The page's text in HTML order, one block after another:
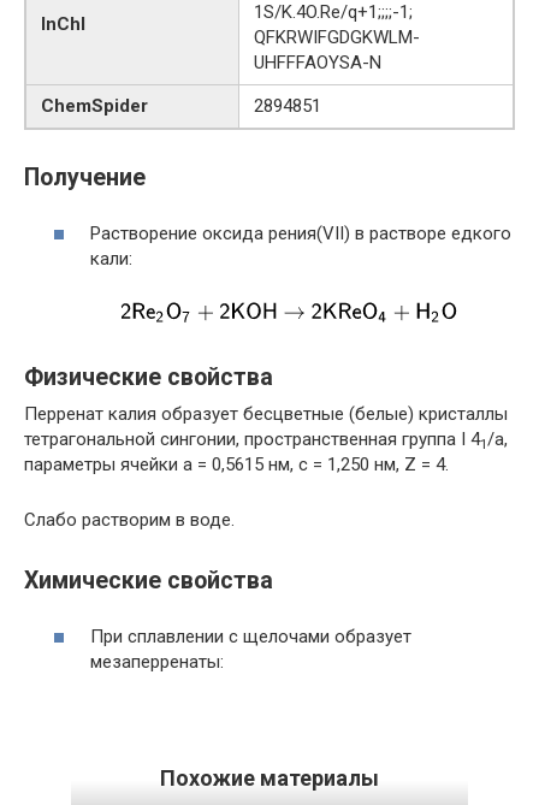
InChI
1S/K.4O.Re/q+1;;;;-1;
QFKRWIFGDGKWLM-
UHFFFAOYSA-N
ChemSpider
2894851
Получение
Растворение оксида рения(VII) в растворе едкого
кали:
Физические свойства
Перренат калия образует бесцветные (белые) кристаллы
тетрагональной сингонии, пространственная группа I 41/a,
параметры ячейки a = 0,5615 нм, c = 1,250 нм, Z = 4.
Слабо растворим в воде.
Химические свойства
При сплавлении с щелочами образует
мезаперренаты:
Похожие материалы